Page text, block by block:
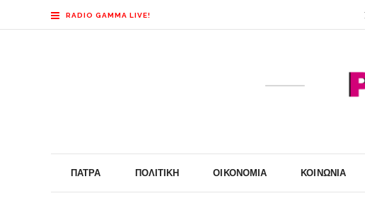
RADIO GAMMA LIVE!
ΠΆΤΡΑ ΠΟΛΙΤΙΚΉ ΟΙΚΟΝΟΜΊΑ ΚΟΙΝΩΝΊΑ